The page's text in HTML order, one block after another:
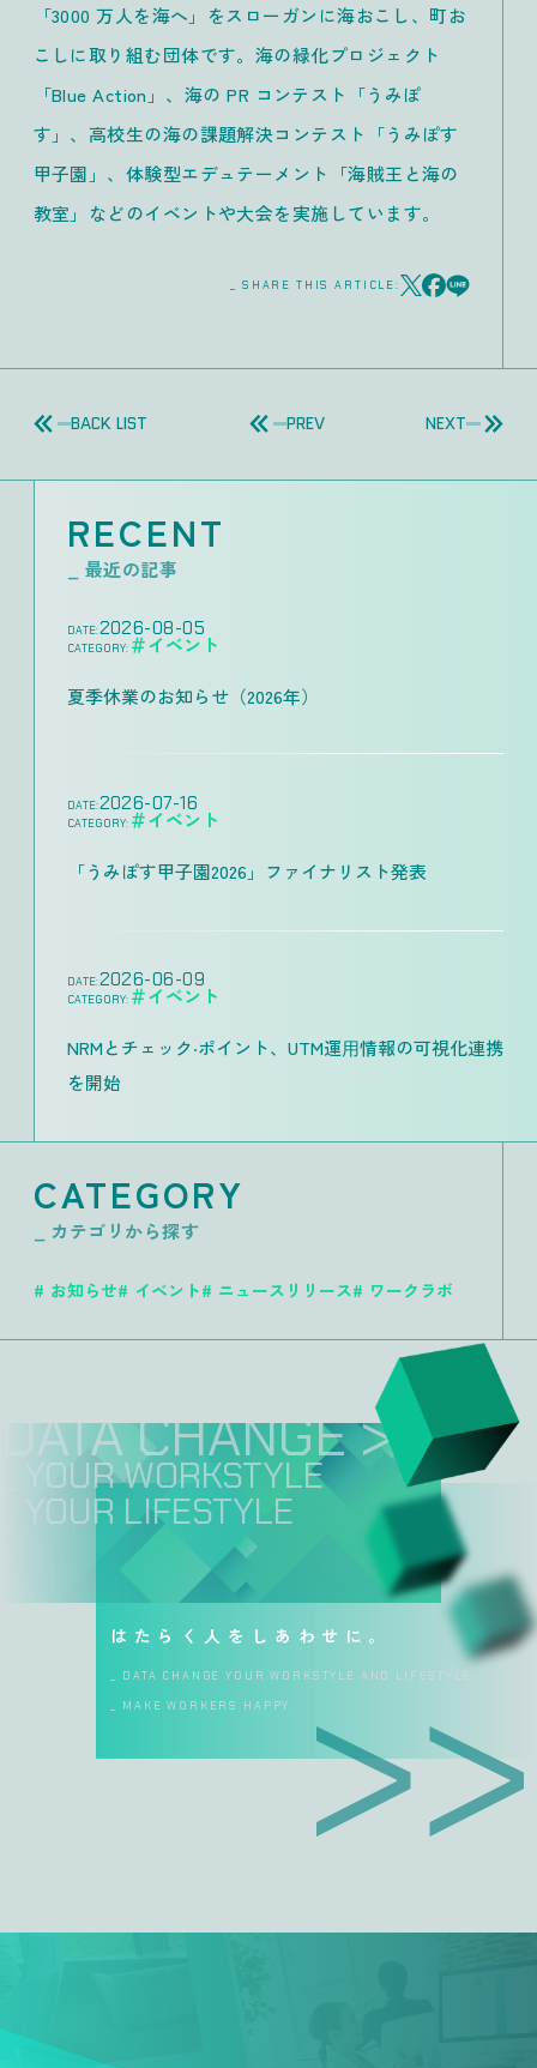
「3000 万人を海へ」をスローガンに海おこし、町お
こしに取り組む団体です。海の緑化プロジェクト
「Blue Action」、海の PR コンテスト「うみぽ
す」、高校生の海の課題解決コンテスト「うみぽす
甲子園」、体験型エデュテーメント「海賊王と海の
教室」などのイベントや大会を実施しています。
_ SHARE THIS ARTICLE:
BACK LIST PREV NEXT
RECENT
_ 最近の記事
DATE:2026-08-05
CATEGORY: ＃イベント
夏季休業のお知らせ（2026年）
DATE:2026-07-16
CATEGORY: ＃イベント
「うみぽす甲子園2026」ファイナリスト発表
DATE:2026-06-09
CATEGORY: ＃イベント
NRMとチェック‧ポイント、UTM運⽤情報の可視化連携
を開始
CATEGORY
_ カテゴリから探す
お知らせ イベント ニュースリリース ワークラボ
DATA CHANGE >>
_ YOUR WORKSTYL
_ YOUR LIFESTYL
はたらく人をしあわせに。
_ DATA CHANGE YOUR WORKSTYLE AND LIFESTYLE
_ MAKE WORKERS HAPPY.